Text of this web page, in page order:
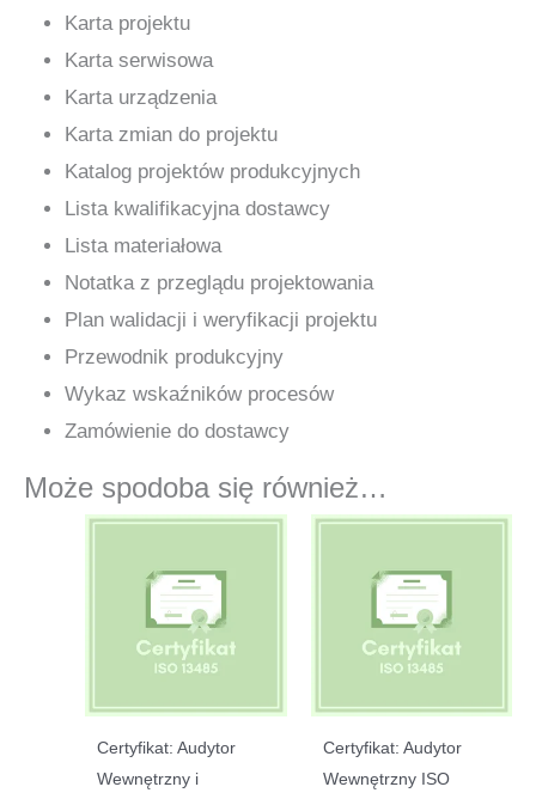
Karta projektu
Karta serwisowa
Karta urządzenia
Karta zmian do projektu
Katalog projektów produkcyjnych
Lista kwalifikacyjna dostawcy
Lista materiałowa
Notatka z przeglądu projektowania
Plan walidacji i weryfikacji projektu
Przewodnik produkcyjny
Wykaz wskaźników procesów
Zamówienie do dostawcy
Może spodoba się również…
Certyfikat: Audytor
Wewnętrzny i
Certyfikat: Audytor
Wewnętrzny ISO